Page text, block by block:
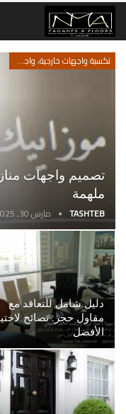
تكسية واجهات خارجية، واجهات سيجما وحجر، تصميم واجهات
تصميم واجهات
ملهمة
TASHTEB
مارس 30, 2025
دليل شامل للتعاقد مع
مقاول حجر: نصائح
الأفضل